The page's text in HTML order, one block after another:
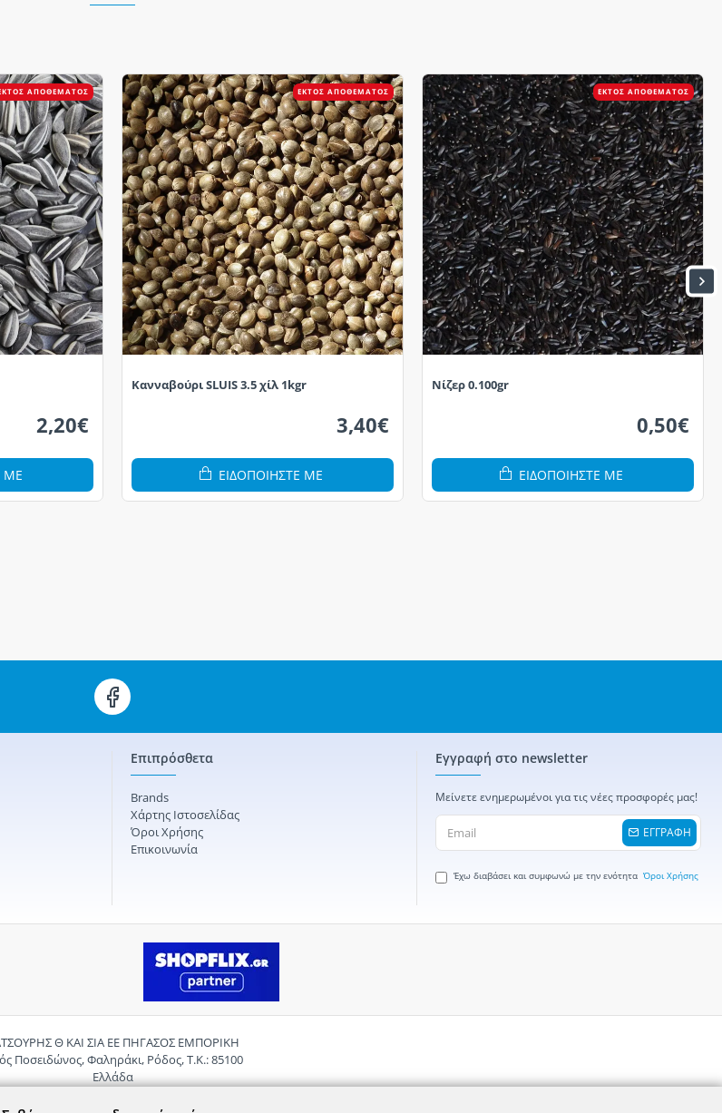
ΑΠΟΘΈΜΑΤΟΣ
2,20€
ΜΕ
ΕΚΤΌΣ ΑΠΟΘΈΜΑΤΟΣ
Κανναβούρι SLUIS 3.5 χίλ 1kgr
3,40€
ΕΙΔΟΠΟΙΗΣΤΕ ΜΕ
ΕΚΤΌΣ ΑΠΟΘΈΜΑΤΟΣ
Νίζερ 0.100gr
0,50€
ΕΙΔΟΠΟΙΗΣΤΕ ΜΕ
Επιπρόσθετα
Brands
Χάρτης Ιστοσελίδας
Όροι Χρήσης
Επικοινωνία
Εγγραφή στο newsletter
Μείνετε ενημερωμένοι για τις νέες προσφορές μας!
ΕΓΓΡΑΦΗ
Έχω διαβάσει και συμφωνώ με την ενότητα Όροι Χρήσης
Θ ΚΑΙ ΣΙΑ ΕΕ ΠΗΓΑΣΟΣ ΕΜΠΟΡΙΚΗ
Ποσειδώνος, Φαληράκι, Ρόδος, Τ.Κ.: 85100
Ελλάδα